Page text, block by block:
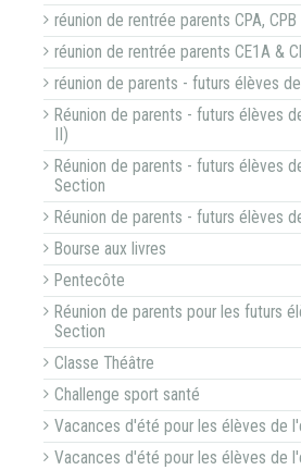
réunion de rentrée parents CPA, CPB
réunion de rentrée parents CE1A &
réunion de parents - futurs élèves
Réunion de parents - futurs élèves
II)
Réunion de parents - futurs élèves
Section
Réunion de parents - futurs élèves
Bourse aux livres
Pentecôte
Réunion de parents pour les futurs
Section
Classe Théâtre
Challenge sport santé
Vacances d'été pour les élèves de
Vacances d'été pour les élèves de